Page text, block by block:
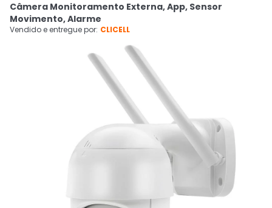
Cupons
Ativar tradutor em libras
CADASTRE-SE
Câmera Monitoramento Externa, App, Sensor
Movimento, Alarme
Vendido e entregue por: CLICELL